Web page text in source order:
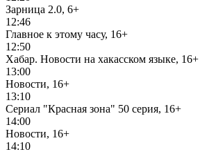
Зарница 2.0, 6+
12:46
Главное к этому часу, 16+
12:50
Хабар. Новости на хакасском языке, 16+
13:00
Новости, 16+
13:10
Сериал "Красная зона" 50 серия, 16+
14:00
Новости, 16+
14:10